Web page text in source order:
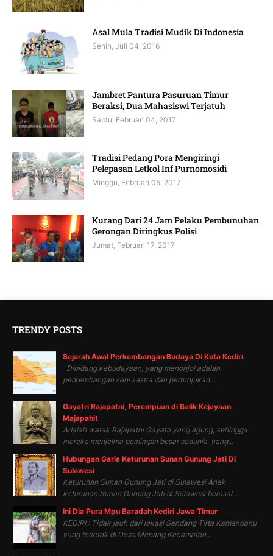
Asal Mula Tradisi Mudik Di Indonesia
Senin, Juli 04, 2016
Jambret Pantura Pasuruan Timur
Beraksi, Dua Mahasiswi Terjatuh
Sabtu, Februari 04, 2017
Tradisi Pedang Pora Mengiringi
Pelepasan Letkol Inf Purnomosidi
Minggu, Februari 05, 2017
Kurang Dari 24 Jam Pelaku Pembunuhan
Gerongan Diringkus Polisi
Jumat, Februari 17, 2017
TRENDY POSTS
Sejarah Awal Perkembangan Budaya Di Kota Kediri
Dibidang kebudayaan, yang menonjol adalah
perkembangan seni sastra dan pertunjukan...
Gayatri Rajapatni, Perempuan di Balik Kejayaan
Majapahit
Adalah watak Rajapatni Gayatri yang agung, sehingga
mereka menjelma pemimpin besar sedunia, yang...
Hubungan Garis Keturunan Sunan Gunung Jati Di
Sulawesi
Keturunan Sunan Gunung Jati di Sulawesi Anak
keturunan Sunan Gunung Jati di Sulawesi berasal...
Ini Dia Pura Mpu Baradah Kediri Jawa Timur
KEDIRI : Tidak jauh dari lokasi Sendang Tirta Kamandanu
yang terletak di Desa Menang Kecamatan...